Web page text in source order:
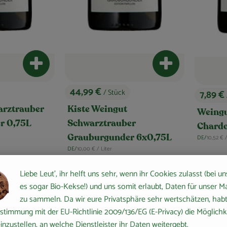
0,75L
Produkt zum Warenkorb hinzufügen
, Preis:
44,99 €/ Stück
Kiste Weingut
Schwarztrauber
Grauburgunder 6x0,75L
, Herkunft:
DE/, Referenzpreis:
10,00 € / Liter
Produkt zum
, Preis:
7,89 €
, Herkunft:
DE/,10,52 €
, Verband:
hinzufügen , Verband:
, Kontrollstelle:
DE-ÖKO-037
Produkt zu Favouriten hinzufügen
Liebe Leut', ihr helft uns sehr, wenn ihr Cookies zulasst (bei
es sogar Bio-Kekse!) und uns somit erlaubt, Daten für unser
zu sammeln. Da wir eure Privatsphäre sehr wertschätzen,
mit der EU-Richtlinie 2009/136/EG (E-Privacy) die